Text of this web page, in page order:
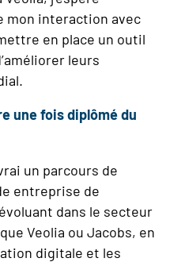
mon interaction avec
en place un outil
leurs
une fois diplômé du
un parcours de
entreprise de
dans le secteur
Veolia ou Jacobs, en
digitale et les